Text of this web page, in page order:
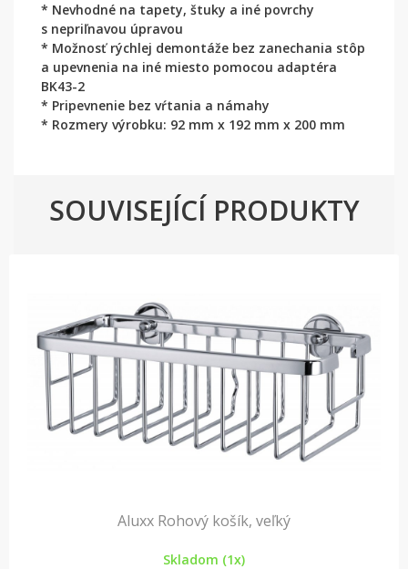
* Nevhodné na tapety, štuky a iné povrchy
s nepriľnavou úpravou
* Možnosť rýchlej demontáže bez zanechania stôp
a upevnenia na iné miesto pomocou adaptéra
BK43-2
* Pripevnenie bez vŕtania a námahy
* Rozmery výrobku: 92 mm x 192 mm x 200 mm
SOUVISEJÍCÍ PRODUKTY
Aluxx Rohový košík, veľký
Skladom (1x)